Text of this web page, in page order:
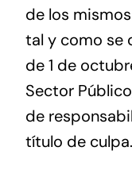
de los
tal y como se
de 1 de
Sector
de
título de culpa.